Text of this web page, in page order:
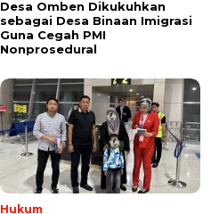
Desa Omben Dikukuhkan
sebagai Desa Binaan Imigrasi
Guna Cegah PMI
Nonprosedural
Hukum